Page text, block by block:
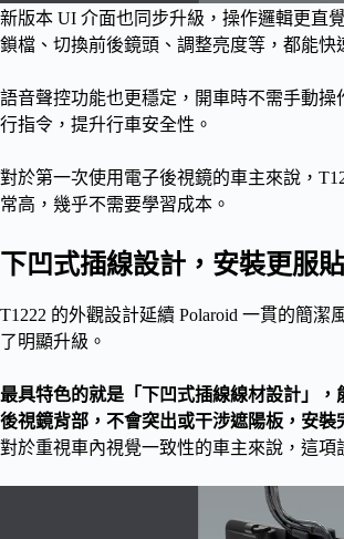
新版本 UI 介面也同步升級，操作邏輯更直
鎖檔、切換前後鏡頭、調整亮度等，都能快
語音聲控功能也更穩定，開車時不需手動操
行指令，提升行車安全性。
對於第一次使用電子後視鏡的車主來說，
常高，幾乎不需要學習成本。
下凹式插線設計，安裝更服
T1222 的外觀設計延續 Polaroid 一貫的簡潔
了明顯升級。
最具特色的就是「下凹式插線線材設計」，
後視鏡背部，不會突出或干涉遮陽板，安裝
對於重視車內視覺一致性的車主來說，這項